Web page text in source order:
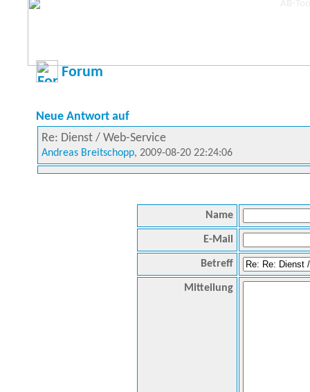
Forum
Neue Antwort auf
Re: Dienst / Web-Service
Andreas Breitschopp, 2009-08-20 22:24:06
Name
E-Mail
Betreff
Mitteilung